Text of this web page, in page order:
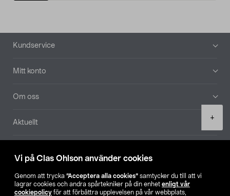
Vi på Clas Ohlson använder cookies
Genom att trycka ”Acceptera alla cookies” samtycker du till att vi
lagrar cookies och andra spårtekniker på din enhet enligt vår
cookiepolicy för att förbättra upplevelsen på vår webbplats,
+
Sidfot
Kundservice
Mitt konto
Om oss
Aktuellt
Hitta butik